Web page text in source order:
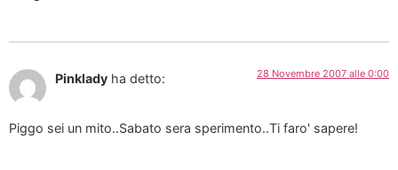
Pinklady ha detto: 28 Novembre 2007 alle 0:00
Piggo sei un mito..Sabato sera sperimento..Ti faro' sapere!